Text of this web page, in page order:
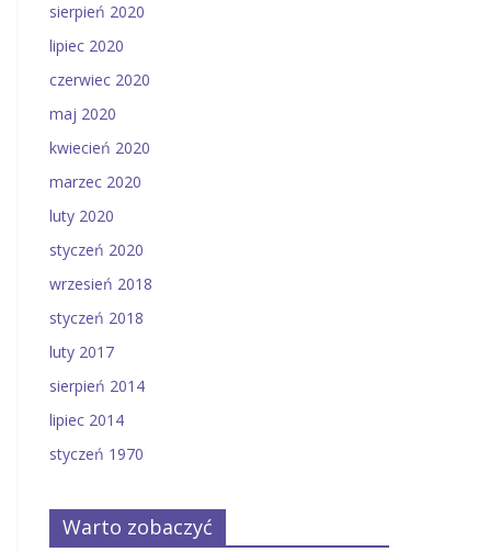
sierpień 2020
lipiec 2020
czerwiec 2020
maj 2020
kwiecień 2020
marzec 2020
luty 2020
styczeń 2020
wrzesień 2018
styczeń 2018
luty 2017
sierpień 2014
lipiec 2014
styczeń 1970
Warto zobaczyć